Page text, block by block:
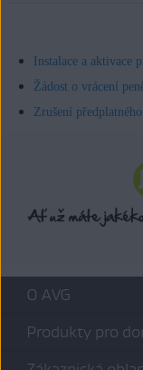
Instalace a aktivace
Žádost o vrácení
Zrušení
O AVG
Produkty pro